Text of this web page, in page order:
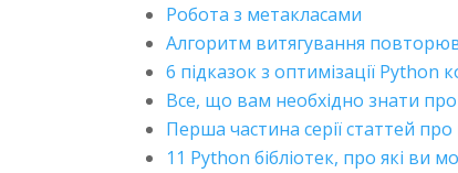
Робота з метакласами
Алгоритм витягування
6 підказок з оптимізації Python
Все, що вам необхідно знати про
Перша частина серії статтей
11 Python бібліотек, про які ви